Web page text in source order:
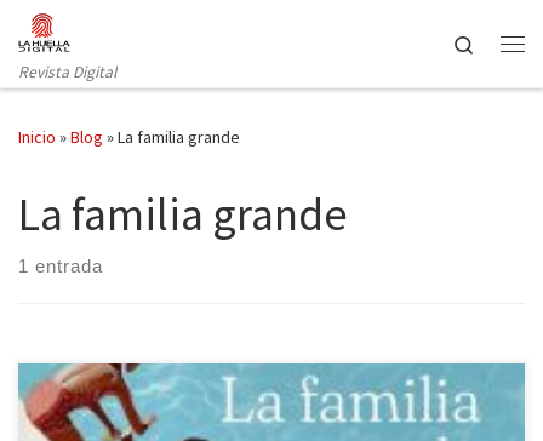
Saltar al contenido
Revista Digital
Search
Inicio »Blog »La familia grande
La familia grande
1 entrada